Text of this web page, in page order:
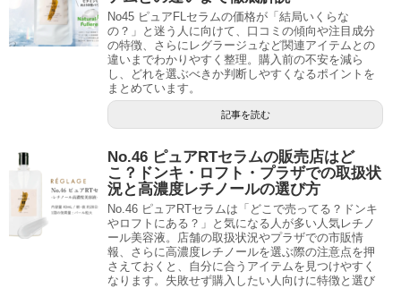
No45 ピュアFLセラムの価格が「結局いくらな
の？」と迷う人に向けて、口コミの傾向や注目成分
の特徴、さらにレグラージュなど関連アイテムとの
違いまでわかりやすく整理。購入前の不安を減ら
し、どれを選ぶべきか判断しやすくなるポイントを
まとめています。
記事を読む
No.46 ピュアRTセラムの販売店はど
こ？ドンキ・ロフト・プラザでの取扱状
況と高濃度レチノールの選び方
No.46 ピュアRTセラムは「どこで売ってる？ドンキ
やロフトにある？」と気になる人が多い人気レチノ
ール美容液。店舗の取扱状況やプラザでの市販情
報、さらに高濃度レチノールを選ぶ際の注意点を押
さえておくと、自分に合うアイテムを見つけやすく
なります。失敗せず購入したい人向けに特徴と選び